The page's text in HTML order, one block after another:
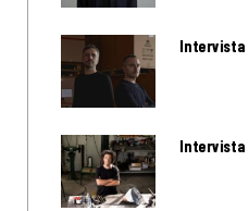
Intervista
Intervista